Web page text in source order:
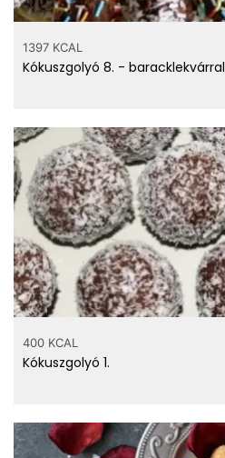
1397 KCAL
Kókuszgolyó 8. - baracklekvárral
400 KCAL
Kókuszgolyó 1.